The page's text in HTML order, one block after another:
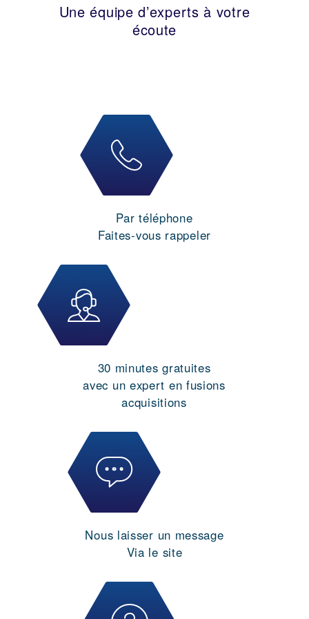
Une équipe d’experts à votre
écoute
Par téléphone
Faites-vous rappeler
30 minutes gratuites
avec un expert en fusions
acquisitions
Nous laisser un message
Via le site